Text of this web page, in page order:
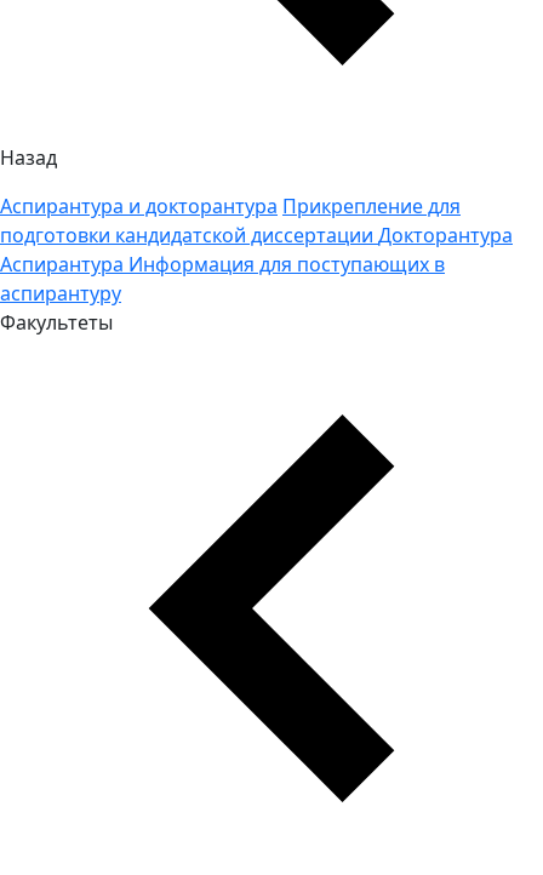
Назад
Аспирантура и докторантура Прикрепление для
подготовки кандидатской диссертации Докторантура
Аспирантура Информация для поступающих в
аспирантуру
Факультеты